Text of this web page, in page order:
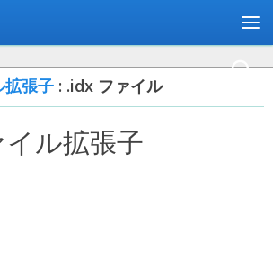
拡張子 : .idx ファイル
イル拡張子